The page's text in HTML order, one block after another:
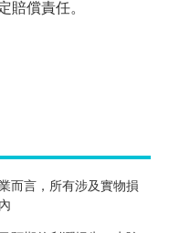
賠償責任。
而言，所有涉及實物損